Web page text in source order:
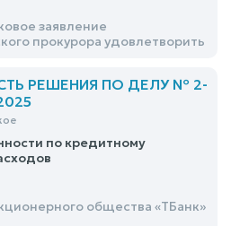
заявление
прокурора удовлетворить
РЕШЕНИЯ ПО ДЕЛУ № 2-
по кредитному
общества «ТБанк»